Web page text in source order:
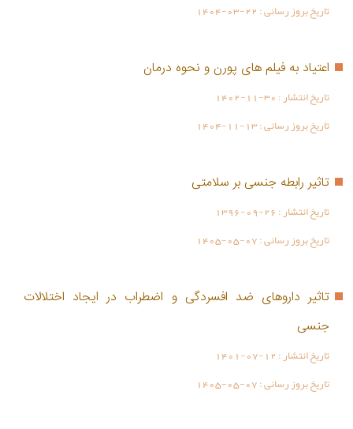
تاریخ بروز رسانی :1404-03-22
اعتیاد به فیلم های پورن و نحوه درمان
تاریخ انتشار :1402-11-30
تاریخ بروز رسانی :1404-11-13
تاثیر رابطه جنسی بر سلامتی
تاریخ انتشار :1396-09-26
تاریخ بروز رسانی :1405-05-07
تاثیر داروهای ضد افسردگی و اضطراب در ایجاد اختلالات
جنسی
تاریخ انتشار :1401-07-12
تاریخ بروز رسانی :1405-05-07